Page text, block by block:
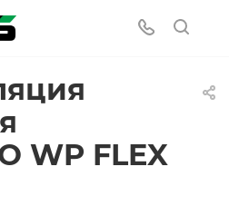
WP FLEX